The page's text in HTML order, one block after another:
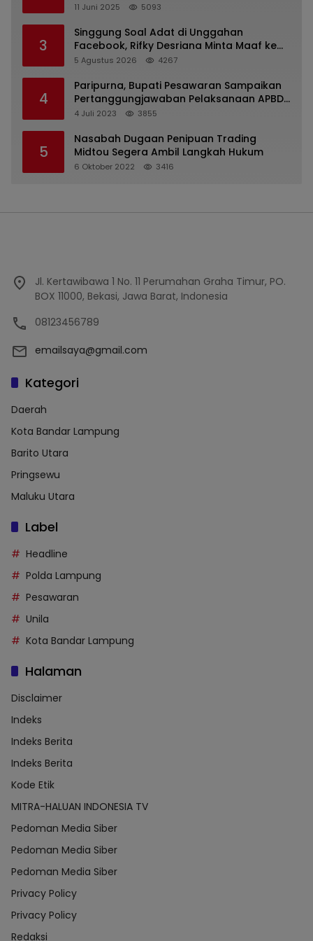
Kejaksaan Kota Batu
11 Juni 2025 5093
3
Singgung Soal Adat di Unggahan
Facebook, Rifky Desriana Minta Maaf ke
PDA dan Bupati Kubar
5 Agustus 2026 4267
4
Paripurna, Bupati Pesawaran Sampaikan
Pertanggungjawaban Pelaksanaan APBD
2022
4 Juli 2023 3855
5
Nasabah Dugaan Penipuan Trading
Midtou Segera Ambil Langkah Hukum
6 Oktober 2022 3416
Jl. Kertawibawa 1 No. 11 Perumahan Graha Timur, PO.
BOX 11000, Bekasi, Jawa Barat, Indonesia
08123456789
emailsaya@gmail.com
Kategori
Daerah
Kota Bandar Lampung
Barito Utara
Pringsewu
Maluku Utara
Label
Headline
Polda Lampung
Pesawaran
Unila
Kota Bandar Lampung
Halaman
Disclaimer
Indeks
Indeks Berita
Indeks Berita
Kode Etik
MITRA-HALUAN INDONESIA TV
Pedoman Media Siber
Pedoman Media Siber
Pedoman Media Siber
Privacy Policy
Privacy Policy
Redaksi